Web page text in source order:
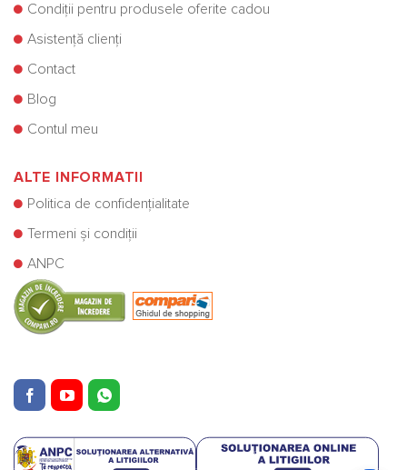
Condiții pentru produsele oferite cadou
Asistență clienți
Contact
Blog
Contul meu
ALTE INFORMATII
Politica de confidențialitate
Termeni și condiții
ANPC